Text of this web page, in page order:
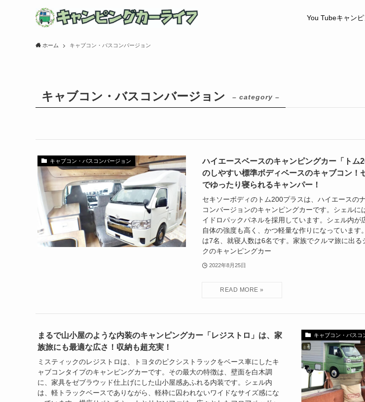
You Tubeキャン
ホーム キャブコン・バスコンバージョン
キャブコン・バスコンバージョン – category –
キャブコン・バスコンバージョン
ハイエースベースのキャンピングカー「トム
のしやすい標準ボディベースのキャブコン！
でゆったり寝られるキャンパー！
セキソーボディのトム200プラスは、ハイエースの
コンバージョンのキャンピングカーです。シェルに
イドロパックパネルを採用しています。シェル内が
自体の強度も高く、かつ軽量な作りになっています
は7名、就寝人数は6名です。家族でクルマ旅に出る
クのキャンピングカー
2022年8月25日
キャブコン・バスコ
まるで山小屋のような内装のキャンピングカー「レジストロ」は、家
族旅にも最適な広さ！収納も超充実！
ミスティックのレジストロは、トヨタのピクシストラックをベース車にしたキ
ャブコンタイプのキャンピングカーです。その最大の特徴は、壁面を白木調
に、家具をゼブラウッド仕上げにした山小屋感あふれる内装です。シェル内
は、軽トラックベースでありながら、軽枠に囚われないワイドなサイズ感にな